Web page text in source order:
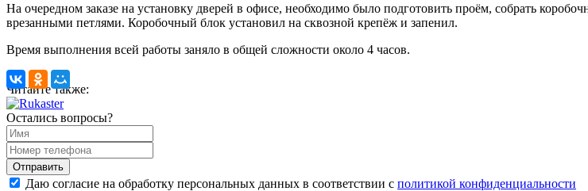
На очередном заказе на установку дверей в офисе, необходимо было подготовить проём, собрать
врезанными петлями. Коробочный блок установил на сквозной крепёж и запенил.
Время выполнения всей работы заняло в общей сложности около 4 часов.
Читайте также:
Остались вопросы?
Даю согласие на обработку персональных данных в соответствии с политикой конфиденциальности